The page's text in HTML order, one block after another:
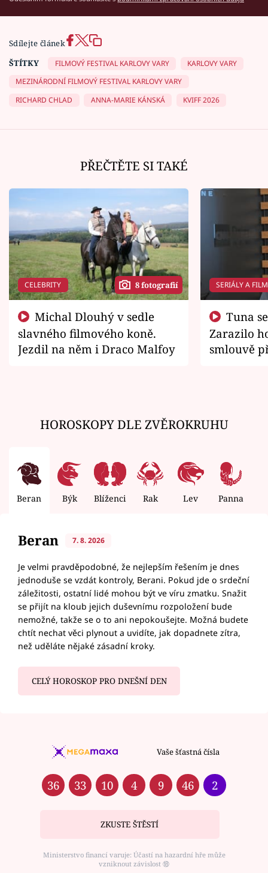
Sdílejte článek
ŠTÍTKY
FILMOVÝ FESTIVAL KARLOVY VARY
KARLOVY VARY
MEZINÁRODNÍ FILMOVÝ FESTIVAL KARLOVY VARY
RICHARD CHLAD
ANNA-MARIE KÁNSKÁ KVIFF 2026
PŘEČTĚTE SI TAKÉ
CELEBRITY 8 fotografií
slavného filmového koně.
Jezdil na něm i Draco Malfoy
SERIÁLY A
Zarazilo
smlouvě
HOROSKOPY DLE ZVĚROKRUHU
Beran Býk Blíženci Rak Lev Panna
Beran 7. 8. 2026
Je velmi pravděpodobné, že nejlepším řešením je dnes
jednoduše se vzdát kontroly, Berani. Pokud jde o srdeční
záležitosti, ostatní lidé mohou být ve víru zmatku. Snažit
se přijít na kloub jejich duševnímu rozpoložení bude
nemožné, takže se o to ani nepokoušejte. Možná budete
chtít nechat věci plynout a uvidíte, jak dopadnete zítra,
než uděláte nějaké zásadní kroky.
CELÝ HOROSKOP PRO DNEŠNÍ DEN
Vaše šťastná čísla
36 33 10 4 9 46 2
ZKUSTE ŠTĚSTÍ
Ministerstvo financí varuje: Účastí na hazardní hře může
vzniknout závislost ⑱